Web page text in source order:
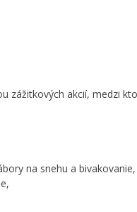
zážitkových akcií, medzi
na snehu a bivakovanie,